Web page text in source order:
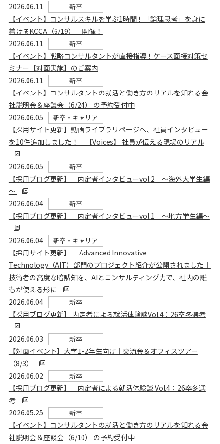
2026.06.11
新卒
【イベント】コンサルスキルを学ぶ1時間！「論理思考」を身に
着けるKCCA（6/19） 開催！
2026.06.11
新卒
【イベント】戦略コンサルタントが直接指導！ケース面接対策セ
ミナー【対面実施】のご案内
2026.06.11
新卒
【イベント】コンサルタントの就活と働き方のリアルを知れる会
社説明会＆座談会（6/24） の予約受付中
2026.06.05
新卒・キャリア
【採用サイト更新】動画ライブラリページへ、社員インタビュー
を10件追加しました！｜【Voices】 社員が伝える現場のリアル
2026.06.05 新卒
【採用ブログ更新】 内定者インタビューvol.2 ～海外大学生編
～
2026.06.04
新卒
【採用ブログ更新】 内定者インタビューvol.1 ～地方学生編～
2026.06.04 新卒・キャリア
【採用サイト更新】 Advanced Innovative
Technology（AIT）部門のプロジェクト紹介が公開されました｜
技術者の高度な暗黙知を、AIとコンサルティング力で、社内の誰
もが使える形に
2026.06.04
新卒
【採用ブログ更新】 内定者による就活体験談Vol.4：26卒冬選考
2026.06.03 新卒
【対面イベント】大学1-2年生向け｜交流会＆オフィスツアー
（8/3）
2026.06.02
新卒
【採用ブログ更新】 内定者による就活体験談 Vol.4：26卒冬選
考
2026.05.25
新卒
【イベント】コンサルタントの就活と働き方のリアルを知れる会
社説明会＆座談会（6/10） の予約受付中